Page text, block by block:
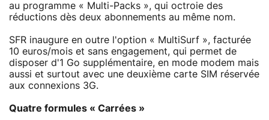
au programme « Multi-Packs », qui octroie des
réductions dès deux abonnements au même nom.
SFR inaugure en outre l'option « MultiSurf », facturée
10 euros/mois et sans engagement, qui permet de
disposer d'1 Go supplémentaire, en mode modem mais
aussi et surtout avec une deuxième carte SIM réservée
aux connexions 3G.
Quatre formules « Carrées »